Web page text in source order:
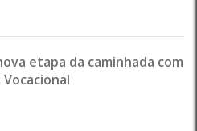
etapa da caminhada com
Vocacional